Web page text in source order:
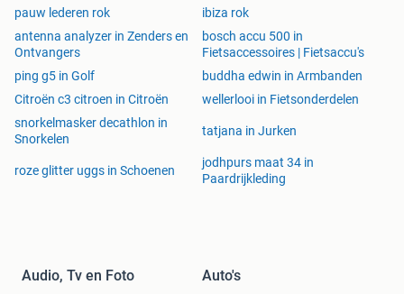
pauw lederen rok
ibiza rok
antenna analyzer in Zenders en
Ontvangers
bosch accu 500 in
Fietsaccessoires | Fietsaccu's
ping g5 in Golf
buddha edwin in Armbanden
Citroën c3 citroen in Citroën
wellerlooi in Fietsonderdelen
snorkelmasker decathlon in
Snorkelen
tatjana in Jurken
roze glitter uggs in Schoenen
jodhpurs maat 34 in
Paardrijkleding
Audio, Tv en Foto Auto's